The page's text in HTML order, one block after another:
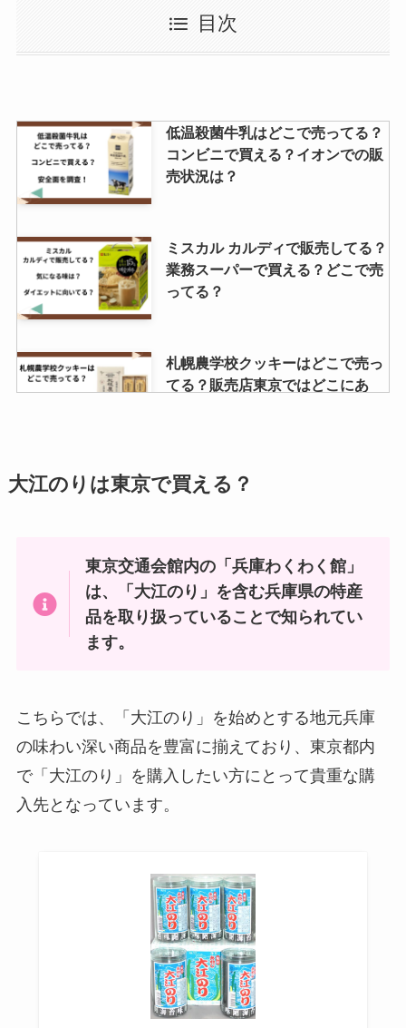
ってる？値段はいくら？
パリピ気分販売中止の噂は？炎上
の理由は？？
炭火焼きパウダー 業務スーパーで
手に入る？
かえるまんじゅうが買えるところ
はどこ？東京駅ではどこで売って
る？季節限定商品はなにがある？
る？関東での販売再開や東京で買
激辛マニア 販売中止の理由は？辛
さレベルはどれ位？？
ではどこで売ってる？
目次
低温殺菌牛乳はどこで売ってる？
コンビニで買える？イオンでの販
売状況は？
ミスカル カルディで販売してる？
業務スーパーで買える？どこで売
ってる？
札幌農学校クッキーはどこで売っ
てる？販売店東京ではどこにあ
えびせんべいの里が買える場所は
どこ？買える場所名古屋ではど
南天のど飴はどこで売ってる？コ
ンビニやAmazonで買える？注意
ミルクレアはコンビニで買える？
どこに売ってる？コンビニでの値
段はいくら？
やみつきしみかりせん どこで売っ
てる？三越などの百貨店で買え
る？
大江のりは東京で買える？
東京交通会館内の「兵庫わくわく館」
は、「大江のり」を含む兵庫県の特産
品を取り扱っていることで知られてい
ます。
こちらでは、「大江のり」を始めとする地元兵庫
の味わい深い商品を豊富に揃えており、東京都内
で「大江のり」を購入したい方にとって貴重な購
入先となっています。